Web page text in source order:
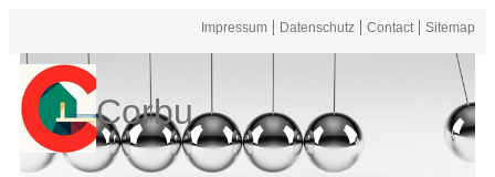
Impressum Datenschutz Contact Sitemap
Corbu